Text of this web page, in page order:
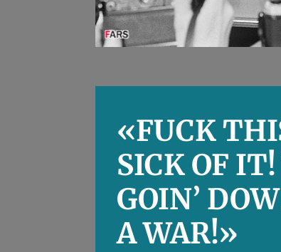
«FUCK
SICK OF IT!
GOIN’
A WAR!»